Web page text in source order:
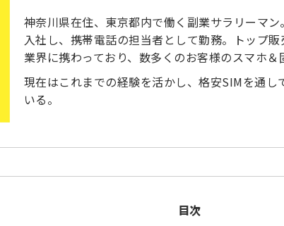
神奈川県在住、東京都内で働く副業サラリーマ
入社し、携帯電話の担当者として勤務。トップ
業界に携わっており、数多くのお客様のスマホ
現在はこれまでの経験を活かし、格安SIMを通
いる。
目次